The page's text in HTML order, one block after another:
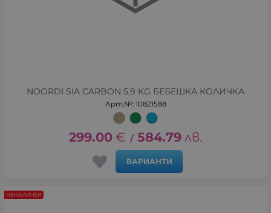
NOORDI SIA CARBON 5,9 KG БЕБЕШКА КОЛИЧКА
Арт.№: 10821588
299.00 € / 584.79 лв.
ВАРИАНТИ
НЕНАЛИЧЕН